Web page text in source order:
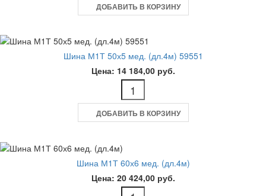
ДОБАВИТЬ В КОРЗИНУ
Шина М1Т 50х5 мед. (дл.4м) 59551
Цена: 14 184,00 руб.
ДОБАВИТЬ В КОРЗИНУ
Шина М1Т 60х6 мед. (дл.4м)
Цена: 20 424,00 руб.